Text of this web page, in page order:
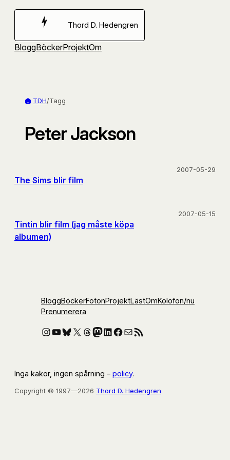
Hoppa
Thord D. Hedengren
BloggBöckerProjektOm
TDH/Tagg
Peter Jackson
The Sims blir film
2007-05-29
Tintin blir film (jag måste köpa
albumen)
2007-05-15
BloggBöckerFotonProjektLästOmKolofon/nu
Prenumerera
Instagram
YouTube
Bluesky
X Threads
Mastodon
LinkedIn
Facebook
E-postRSS-flöde
Inga kakor, ingen spårning – policy.
Copyright © 1997—2026 Thord D. Hedengren